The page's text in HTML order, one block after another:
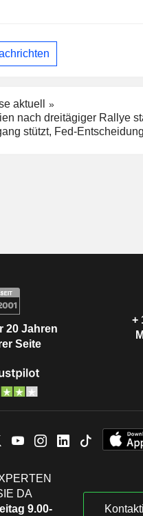
aktuell
nach dreitägiger Rallye
stützt, Fed-
20 Jahren
Seite
+
DA
9.00-